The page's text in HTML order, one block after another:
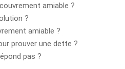
amiable ?
?
amiable ?
prouver une dette ?
pas ?